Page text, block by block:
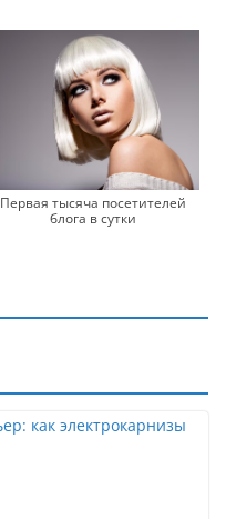
Первая тысяча посетителей
блога в сутки